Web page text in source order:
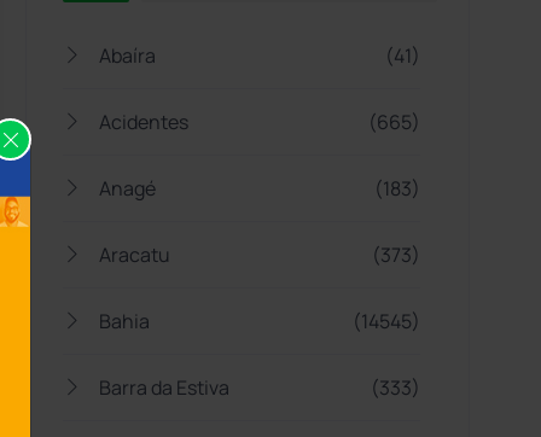
Abaíra (41)
Acidentes (665)
Anagé (183)
Aracatu (373)
Bahia (14545)
Barra da Estiva (333)